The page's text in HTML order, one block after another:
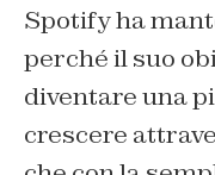
Spotify ha
perché il suo
diventare una
crescere